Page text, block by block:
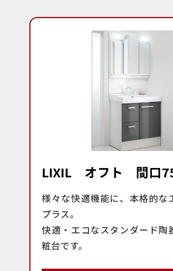
LIXIL オフト 間口
様々な快適機能に、本格的な
プラス。
快適・エコなスタンダード陶
粧台です。